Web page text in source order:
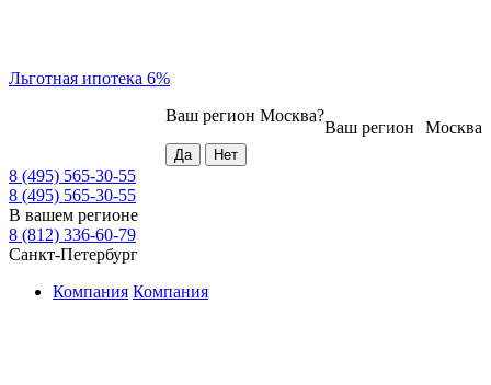
Льготная ипотека 6%
Москва
Ваш регион
Ваш регион Москва?
8 (495) 565-30-55
8 (495) 565-30-55
В вашем регионе
8 (812) 336-60-79
Санкт-Петербург
Компания Компания